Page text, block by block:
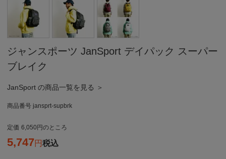
ジャンスポーツ JanSport デイパック スーパー
ブレイク
JanSport の商品一覧を見る ＞
商品番号 jansprt-supbrk
定価 6,050 のところ
5,747 税込